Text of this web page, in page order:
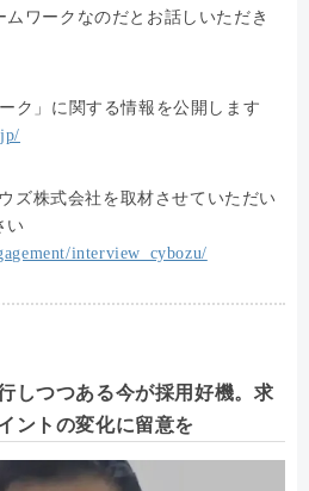
ワークなのだとお話しいただき
ク」に関する情報を公開します
ズ株式会社を取材させていただい
い
interview_cybozu/
しつつある今が採用好機。求
ントの変化に留意を